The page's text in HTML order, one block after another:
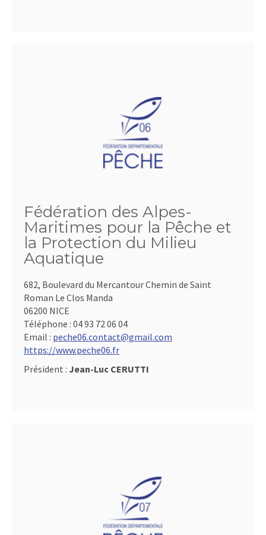
Fédération des Alpes-
Maritimes pour la Pêche et
la Protection du Milieu
Aquatique
682, Boulevard du Mercantour Chemin de Saint
Roman Le Clos Manda
06200 NICE
Téléphone : 04 93 72 06 04
Email : peche06.contact@gmail.com
https://www.peche06.fr
Président : Jean-Luc CERUTTI